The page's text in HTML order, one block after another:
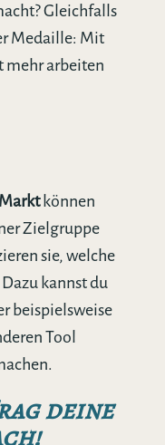
Gleichfalls
Medaille: Mit
mehr arbeiten
können
Zielgruppe
sie, welche
kannst du
beispielsweise
Tool
deine